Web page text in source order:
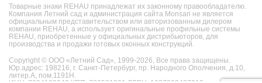
Товарные знаки REHAU принадлежат их законному правообладателю.
Компания Летний сад и администрация сайта Monsari не является
официальным представительством или авторизованным дилером
компании REHAU, а использует оригинальные профильные системы
REHAU, приобретенные у официальных дистрибьюторов, для
производства и продажи готовых оконных конструкций.
Copyright © ООО «Летний Сад», 1999-2026, Все права защищены.
Юр.адрес: 198216, г. Санкт-Петербург, пр. Народного Ополчения, д.10,
литер.А, пом.1191Н.